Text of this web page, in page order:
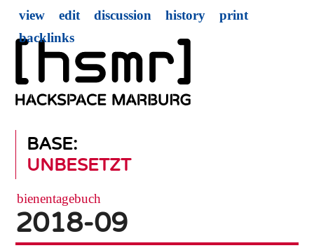
BASE:
UNBESETZT
view edit discussion history
print
backlinks
bienentagebuch
2018-09